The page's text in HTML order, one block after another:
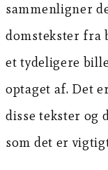
sammenligner
domstekster fra
et tydeligere
optaget af. Det
disse tekster og
som det er